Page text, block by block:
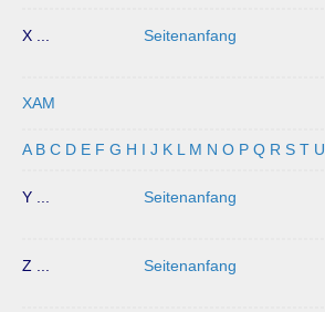
X ... Seitenanfang
XAM
A B C D E F G H I J K L M N O P Q R S T U
Y ... Seitenanfang
Z ... Seitenanfang